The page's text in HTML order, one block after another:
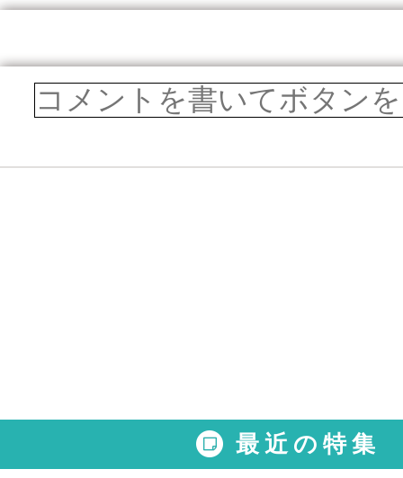
最近の特集